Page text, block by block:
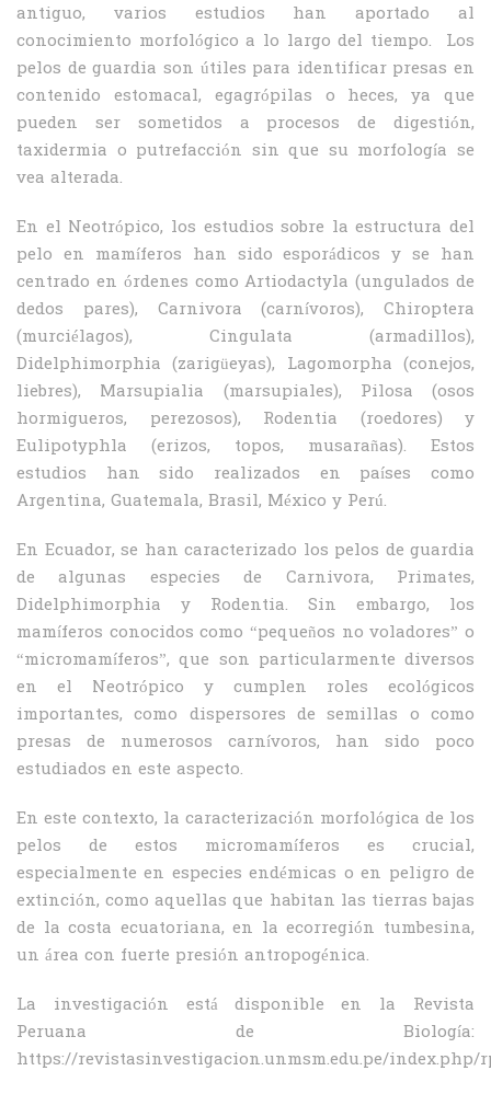
antiguo, varios estudios han aportado al
conocimiento morfológico a lo largo del tiempo. Los
pelos de guardia son útiles para identificar presas en
contenido estomacal, egagrópilas o heces, ya que
pueden ser sometidos a procesos de digestión,
taxidermia o putrefacción sin que su morfología se
vea alterada.
En el Neotrópico, los estudios sobre la estructura del
pelo en mamíferos han sido esporádicos y se han
centrado en órdenes como Artiodactyla (ungulados de
dedos pares), Carnivora (carnívoros), Chiroptera
(murciélagos), Cingulata (armadillos),
Didelphimorphia (zarigüeyas), Lagomorpha (conejos,
liebres), Marsupialia (marsupiales), Pilosa (osos
hormigueros, perezosos), Rodentia (roedores) y
Eulipotyphla (erizos, topos, musarañas). Estos
estudios han sido realizados en países como
Argentina, Guatemala, Brasil, México y Perú.
En Ecuador, se han caracterizado los pelos de guardia
de algunas especies de Carnivora, Primates,
Didelphimorphia y Rodentia. Sin embargo, los
mamíferos conocidos como “pequeños no voladores” o
“micromamíferos”, que son particularmente diversos
en el Neotrópico y cumplen roles ecológicos
importantes, como dispersores de semillas o como
presas de numerosos carnívoros, han sido poco
estudiados en este aspecto.
En este contexto, la caracterización morfológica de los
pelos de estos micromamíferos es crucial,
especialmente en especies endémicas o en peligro de
extinción, como aquellas que habitan las tierras bajas
de la costa ecuatoriana, en la ecorregión tumbesina,
un área con fuerte presión antropogénica.
La investigación está disponible en la Revista
Peruana de Biología:
https://revistasinvestigacion.unmsm.edu.pe/index.php/